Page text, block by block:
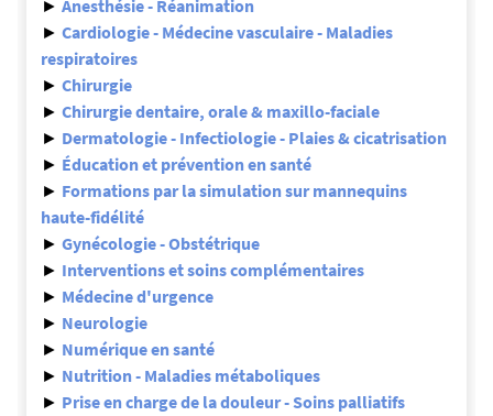
► Anesthésie - Réanimation
► Cardiologie - Médecine vasculaire - Maladies
respiratoires
► Chirurgie
► Chirurgie dentaire, orale & maxillo-faciale
► Dermatologie - Infectiologie - Plaies & cicatrisation
► Éducation et prévention en santé
► Formations par la simulation sur mannequins
haute-fidélité
► Gynécologie - Obstétrique
► Interventions et soins complémentaires
► Médecine d'urgence
► Neurologie
► Numérique en santé
► Nutrition - Maladies métaboliques
► Prise en charge de la douleur - Soins palliatifs